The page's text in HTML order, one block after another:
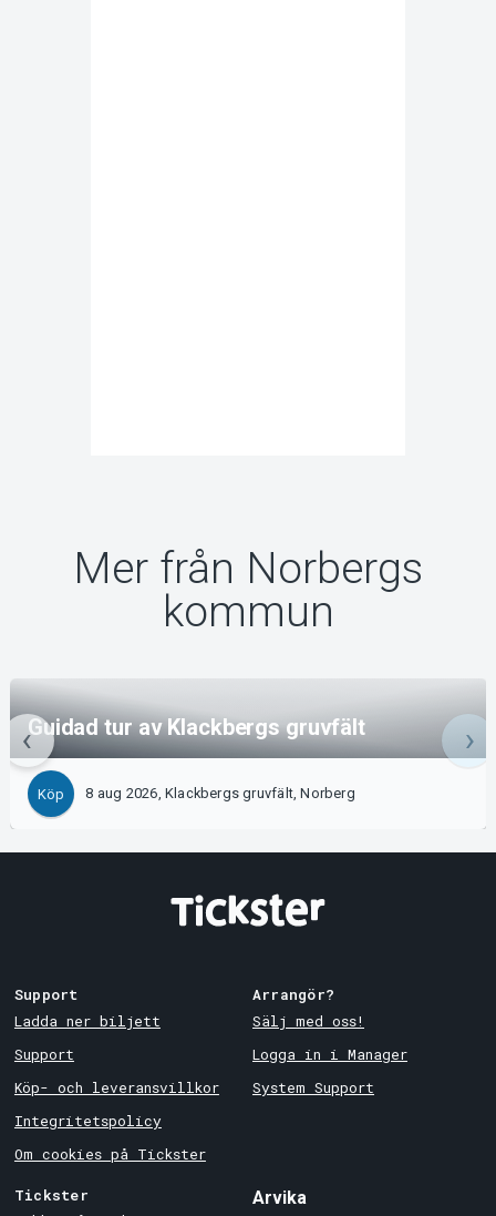
Mer från Norbergs
kommun
Guidad tur av Klackbergs gruvfält
Köp 8 aug 2026, Klackbergs gruvfält, Norberg
Support
Ladda ner biljett
Support
Köp- och leveransvillkor
Integritetspolicy
Om cookies på Tickster
Arrangör?
Sälj med oss!
Logga in i Manager
System Support
Tickster
Arvika